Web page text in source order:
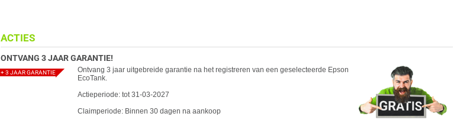
ACTIES
ONTVANG 3 JAAR GARANTIE!
+ 3 JAAR GARANTIE
Ontvang 3 jaar uitgebreide garantie na het registreren van een geselecteerde Epson
EcoTank.
Actieperiode: tot 31-03-2027
Claimperiode: Binnen 30 dagen na aankoop